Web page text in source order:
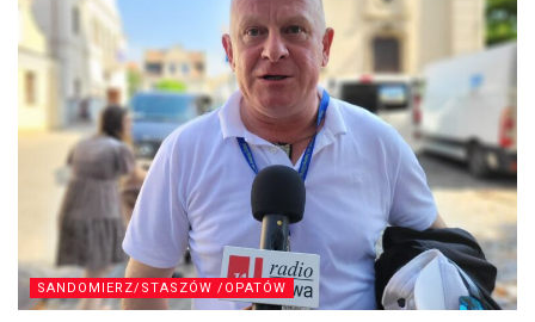
SANDOMIERZ/STASZÓW /OPATÓW